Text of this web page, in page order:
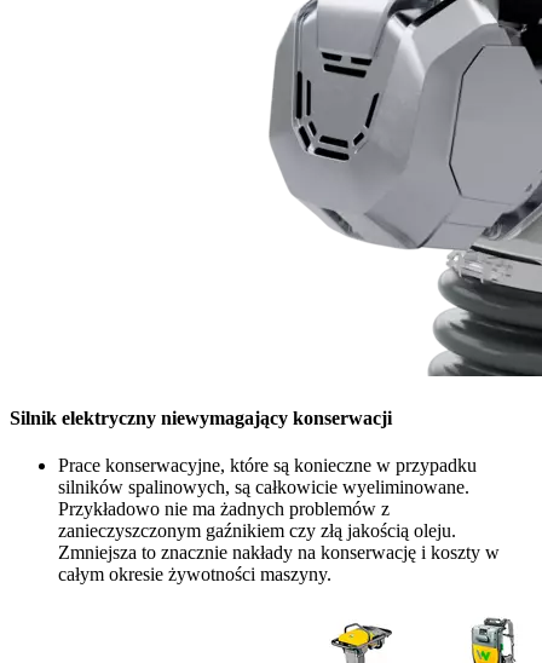
Silnik elektryczny niewymagający konserwacji
Prace konserwacyjne, które są konieczne w przypadku
silników spalinowych, są całkowicie wyeliminowane.
Przykładowo nie ma żadnych problemów z
zanieczyszczonym gaźnikiem czy złą jakością oleju.
Zmniejsza to znacznie nakłady na konserwację i koszty w
całym okresie żywotności maszyny.